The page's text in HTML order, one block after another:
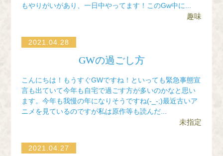
もやりがいがあり、一日中やってます！このGw中に...
趣味
2021.04.28
GWの過ごし方
こんにちは！もうすぐGWですね！といっても緊急事態宣
言も出ていて今年も自宅で過ごす方が多いのかなと思い
ます。今年も我慢の年になりそうですね(-_-;)最近古いア
ニメを見ているのですが私は原作等も読んだ...
未指定
2021.04.27
TEL